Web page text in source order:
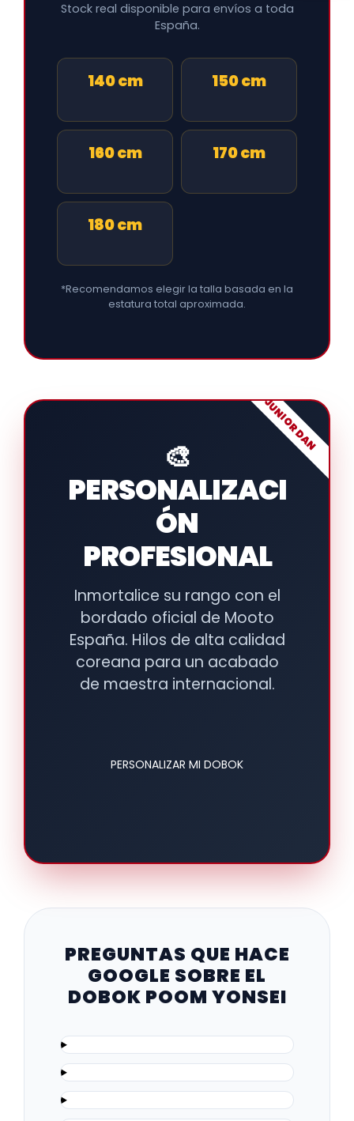
Stock real disponible para envíos a toda
España.
140 cm 150 cm
160 cm 170 cm
180 cm
*Recomendamos elegir la talla basada en la
estatura total aproximada.
🎨
PERSONALIZACI
ÓN
PROFESIONAL
Inmortalice su rango con el
bordado oficial de Mooto
España. Hilos de alta calidad
coreana para un acabado
de maestra internacional.
PERSONALIZAR MI DOBOK
JUNIOR DAN
PREGUNTAS QUE HACE
GOOGLE SOBRE EL
DOBOK POOM YONSEI